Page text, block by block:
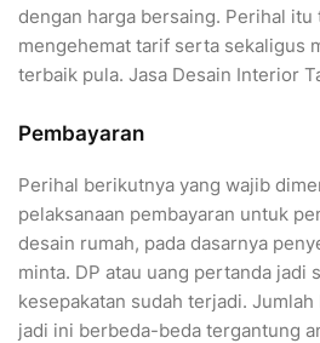
dengan harga bersaing. Perihal itu
mengehemat tarif serta sekaligus
terbaik pula. Jasa Desain Interior
Pembayaran
Perihal berikutnya yang wajib
pelaksanaan pembayaran untuk
desain rumah, pada dasarnya
minta. DP atau uang pertanda jadi
kesepakatan sudah terjadi.
jadi ini berbeda-beda tergantung